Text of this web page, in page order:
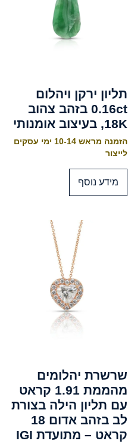
תליון ירקן ויהלום
0.16ct בזהב צהוב
18K, בעיצוב אומנותי
הזמנה מראש 10-14 ימי עסקים
לייצור
מידע נוסף
שרשרת יהלומים
מהממת 1.91 קראט
עם תליון הילה בצורת
לב בזהב אדום 18
קראט – מתועדת IGI